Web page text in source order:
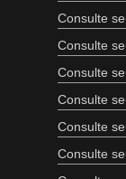
Consulte
Consulte
Consulte
Consulte
Consulte
Consulte